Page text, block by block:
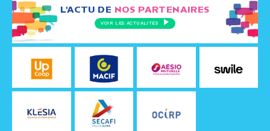
L'ACTU DE NOS PARTENAIRES
VOIR LES ACTUALITÉS